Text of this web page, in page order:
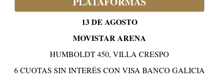
13 DE AGOSTO
MOVISTAR ARENA
HUMBOLDT 450, VILLA CRESPO
6 CUOTAS SIN INTERÉS CON VISA BANCO GALICIA